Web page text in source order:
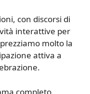
con discorsi di
interattive per
molto la
attiva a
completo